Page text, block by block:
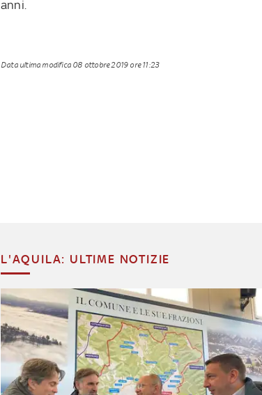
anni.
Data ultima modifica 08 ottobre 2019 ore 11:23
L'AQUILA: ULTIME NOTIZIE